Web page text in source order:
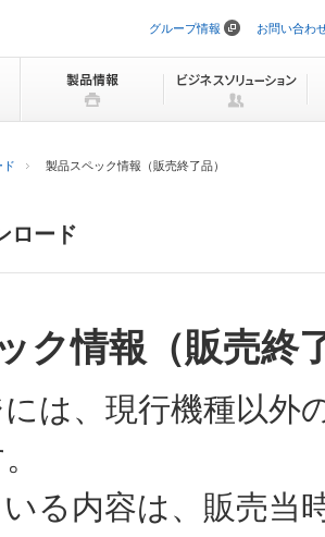
ビ
ョ
を
ス
グループ情報 お問い合わ
ド 製品スペック情報（販売終了品）
ロード
ク情報（販売終
は、現行機種以外
る内容は、販売当